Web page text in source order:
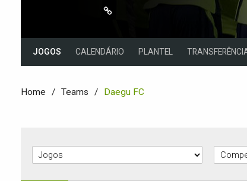
JOGOS CALENDÁRIO PLANTEL
Home Teams Daegu FC